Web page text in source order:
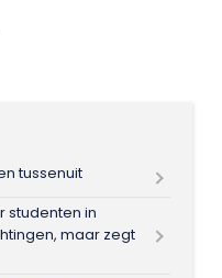
tussenuit
studenten in
maar zegt